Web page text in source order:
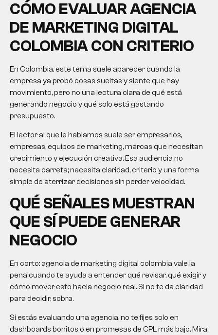
CÓMO EVALUAR AGENCIA
DE MARKETING DIGITAL
COLOMBIA CON CRITERIO
En Colombia, este tema suele aparecer cuando la
empresa ya probó cosas sueltas y siente que hay
movimiento, pero no una lectura clara de qué está
generando negocio y qué solo está gastando
presupuesto.
El lector al que le hablamos suele ser empresarios,
empresas, equipos de marketing, marcas que necesitan
crecimiento y ejecución creativa. Esa audiencia no
necesita carreta; necesita claridad, criterio y una forma
simple de aterrizar decisiones sin perder velocidad.
QUÉ SEÑALES MUESTRAN
QUE SÍ PUEDE GENERAR
NEGOCIO
En corto: agencia de marketing digital colombia vale la
pena cuando te ayuda a entender qué revisar, qué exigir y
cómo mover esto hacia negocio real. Si no te da claridad
para decidir, sobra.
Si estás evaluando una agencia, no te fijes solo en
dashboards bonitos o en promesas de CPL más bajo. Mira